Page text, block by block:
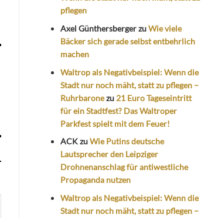
pflegen
Axel GünthersbergerzuWie viele
Bäcker sich gerade selbst entbehrlich
machen
Waltrop als Negativbeispiel: Wenn die
Stadt nur noch mäht, statt zu pflegen –
Ruhrbaronezu 21 Euro Tageseintritt
für ein Stadtfest? Das Waltroper
Parkfest spielt mit dem Feuer!
ACKzuWie Putins deutsche
Lautsprecher den Leipziger
Drohnenanschlag für antiwestliche
Propaganda nutzen
Waltrop als Negativbeispiel: Wenn die
Stadt nur noch mäht, statt zu pflegen –